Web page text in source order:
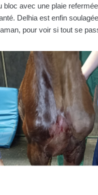
bloc avec une plaie
Delhia est enfin
pour voir si tout se